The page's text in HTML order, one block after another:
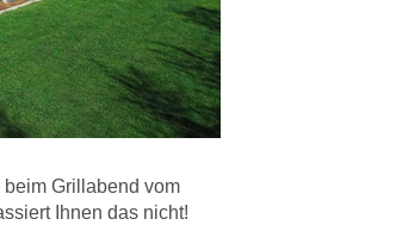
Grillabend vom
Ihnen das nicht!